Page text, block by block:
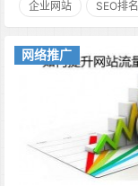
企业网站 SEO排名
网络推广